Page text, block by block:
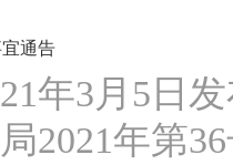
通告
年3月5日
2021年第